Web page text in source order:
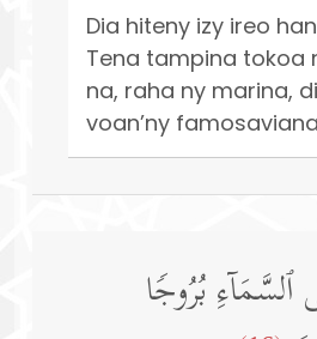
Dia hiteny izy ireo
Tena tampina tokoa
na, raha ny marina,
voan’ny
ٱلسَّمَاۤءِ بُرُوجࣰا